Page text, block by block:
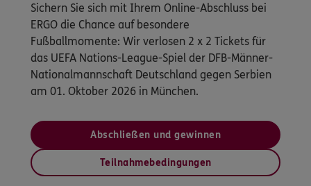
Sichern Sie sich mit Ihrem Online-Abschluss bei
ERGO die Chance auf besondere
Fußballmomente: Wir verlosen 2 x 2 Tickets für
das UEFA Nations-League-Spiel der DFB-Männer-
Nationalmannschaft Deutschland gegen Serbien
am 01. Oktober 2026 in München.
Abschließen und gewinnen
Teilnahmebedingungen